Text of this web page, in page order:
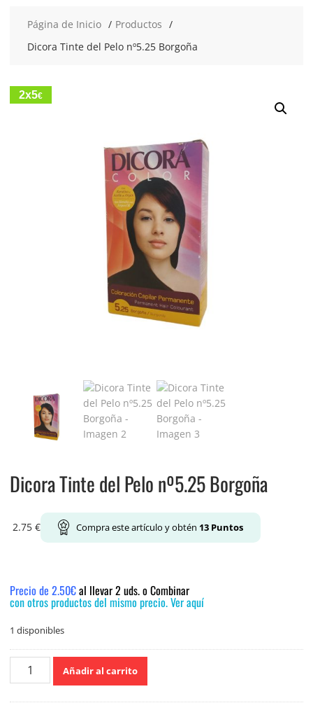
Página de Inicio
Productos
Dicora Tinte del Pelo nº5.25 Borgoña
2x5€
Dicora Tinte del Pelo nº5.25 Borgoña
2.75 € Compra este artículo y obtén 13Puntos
Precio de 2.50€al llevar 2 uds. o Combinar
con otros productos del mismo precio. Ver aquí
1 disponibles
Dicora
Tinte
Añadir al carrito